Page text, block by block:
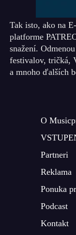
Tak isto, ako na
platforme
snažení.
festivalov, tričká,
a mnoho ďalších
O
Partneri
Reklama
Ponuka
Podcast
Kontakt